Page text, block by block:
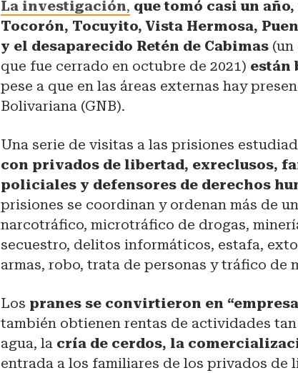
La investigación, que tomó casi un año,
Tocorón, Tocuyito, Vista Hermosa,
y el desaparecido Retén de Cabimas
que fue cerrado en octubre de 2021) están
pese a que en las áreas externas hay
Bolivariana (GNB).
Una serie de visitas a las prisiones
con privados de libertad, exreclusos,
policiales y defensores de derechos
prisiones se coordinan y ordenan más de
narcotráfico, microtráfico de drogas,
secuestro, delitos informáticos, estafa,
armas, robo, trata de personas y tráfico de
Los pranes se convirtieron en
también obtienen rentas de actividades
agua, la cría de cerdos, la
entrada a los familiares de los privados de